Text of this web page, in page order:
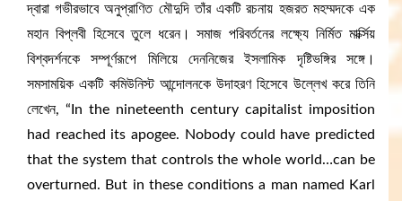
দ্বারা গভীরভাবে অনুপ্রাণিত মৌদুদি তাঁর একটি রচনায় হজরত মহম্মদকে এক
মহান বিপ্লবী হিসেবে তুলে ধরেন। সমাজ পরিবর্তনের লক্ষ্যে নির্মিত মার্ক্সিয়
বিশ্বদর্শনকে সম্পূর্ণরূপে মিলিয়ে দেননিজের ইসলামিক দৃষ্টিভঙ্গির সঙ্গে।
সমসাময়িক একটি কমিউনিস্ট আন্দোলনকে উদাহরণ হিসেবে উল্লেখ করে তিনি
লেখেন, “In the nineteenth century capitalist imposition
had reached its apogee. Nobody could have predicted
that the system that controls the whole world…can be
overturned. But in these conditions a man named Karl